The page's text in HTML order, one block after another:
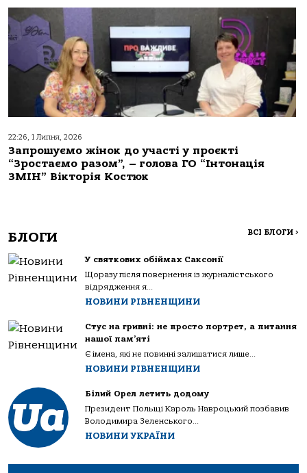
22:26, 1 Липня, 2026
Запрошуємо жінок до участі у проєкті
“Зростаємо разом”, – голова ГО “Інтонація
ЗМІН” Вікторія Костюк
БЛОГИ ВСІ БЛОГИ >
У святкових обіймах Саксонії
Щоразу після повернення із журналістського
відрядження я...
НОВИНИ РІВНЕНЩИНИ
Стус на гривні: не просто портрет, а питання
нашої пам’яті
Є імена, які не повинні залишатися лише...
НОВИНИ РІВНЕНЩИНИ
Білий Орел летить додому
Президент Польщі Кароль Навроцький позбавив
Володимира Зеленського...
НОВИНИ УКРАЇНИ